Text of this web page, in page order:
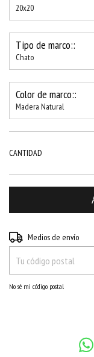
20x20
Tipo de marco::
Chato
Color de marco::
Madera Natural
CANTIDAD
Entregas para el CP:
Medios de envío
No sé mi código postal